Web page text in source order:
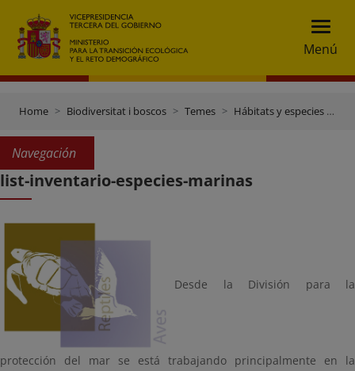
Menú
Home Biodiversitat i boscos Temes Hábitats y especies marinos
Navegación
list-inventario-especies-marinas
Desde la División para la
protección del mar se está trabajando principalmente en la